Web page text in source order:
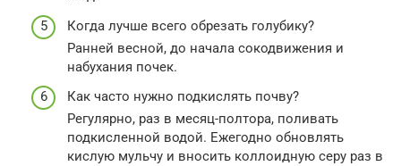
Когда лучше всего обрезать голубику?
Ранней весной, до начала сокодвижения и
набухания почек.
Как часто нужно подкислять почву?
Регулярно, раз в месяц-полтора, поливать
подкисленной водой. Ежегодно обновлять
кислую мульчу и вносить коллоидную серу раз в